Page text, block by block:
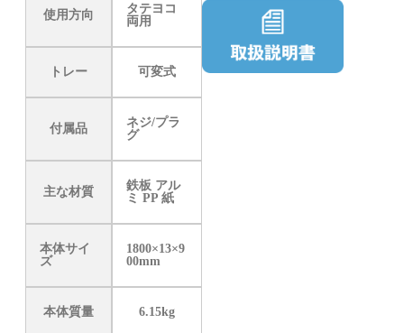
使用方向
タテヨコ
両用
トレー 可変式
付属品
ネジ/プラ
グ
主な材質
鉄板 アル
ミ PP 紙
本体サイ
ズ
1800×13×9
00mm
本体質量 6.15kg